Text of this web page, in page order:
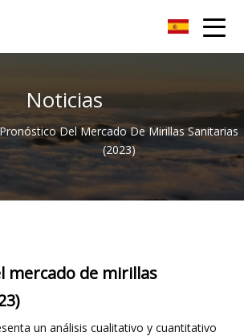
de las soluciones de la luz de las estrellas de
Noticias
Pronóstico Del Mercado De Mirillas Sanitarias
(2023)
mercado de mirillas
un análisis cualitativo y cuantitativo